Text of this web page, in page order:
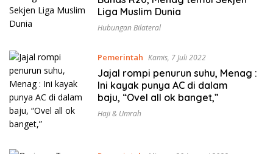
Liga Muslim Dunia
Hubungan Bilateral
Pemerintah Kamis, 7 Juli 2022
Jajal rompi penurun suhu, Menag :
Ini kayak punya AC di dalam
baju, “Ovel all ok banget,”
Haji & Umrah